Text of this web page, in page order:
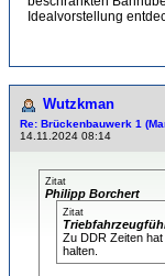
Idealvorstellung
Wutzkman
Re: Brückenbauwerk 1
14.11.2024 08:14
Zitat
Philipp Borchert
Zitat
Zu DDR Zeiten
halten.